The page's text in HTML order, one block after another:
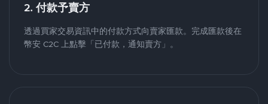
2. 付款予賣方
透過買家交易資訊中的付款方式向賣家匯款。完成匯款後在
幣安 C2C 上點擊「已付款，通知賣方」。